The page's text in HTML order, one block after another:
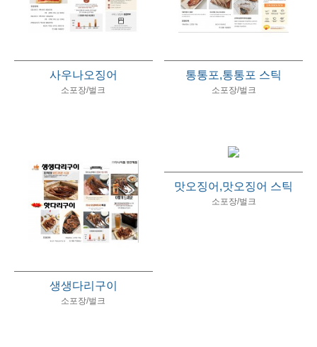
사우나오징어
소포장/벌크
통통포,통통포 스틱
소포장/벌크
생생다리구이
소포장/벌크
맛오징어,맛오징어 스틱
소포장/벌크